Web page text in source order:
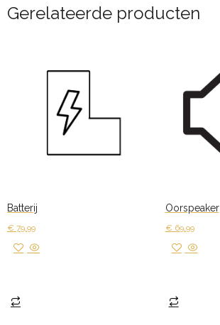
Gerelateerde producten
Batterij
€ 79,99
Oorspeaker
€69,99